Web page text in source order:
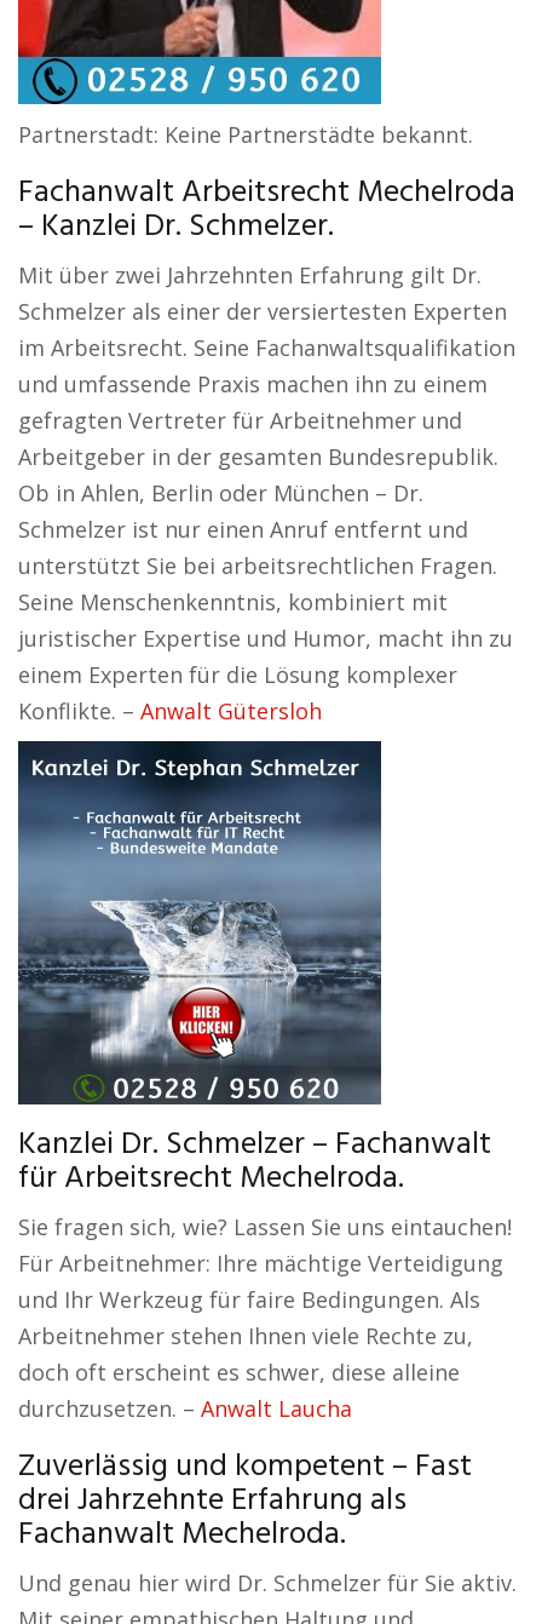
Partnerstadt: Keine Partnerstädte bekannt.
Fachanwalt Arbeitsrecht Mechelroda
– Kanzlei Dr. Schmelzer.
Mit über zwei Jahrzehnten Erfahrung gilt Dr.
Schmelzer als einer der versiertesten Experten
im Arbeitsrecht. Seine Fachanwaltsqualifikation
und umfassende Praxis machen ihn zu einem
gefragten Vertreter für Arbeitnehmer und
Arbeitgeber in der gesamten Bundesrepublik.
Ob in Ahlen, Berlin oder München – Dr.
Schmelzer ist nur einen Anruf entfernt und
unterstützt Sie bei arbeitsrechtlichen Fragen.
Seine Menschenkenntnis, kombiniert mit
juristischer Expertise und Humor, macht ihn zu
einem Experten für die Lösung komplexer
Konflikte. – Anwalt Gütersloh
Kanzlei Dr. Schmelzer – Fachanwalt
für Arbeitsrecht Mechelroda.
Sie fragen sich, wie? Lassen Sie uns eintauchen!
Für Arbeitnehmer: Ihre mächtige Verteidigung
und Ihr Werkzeug für faire Bedingungen. Als
Arbeitnehmer stehen Ihnen viele Rechte zu,
doch oft erscheint es schwer, diese alleine
durchzusetzen. – Anwalt Laucha
Zuverlässig und kompetent – Fast
drei Jahrzehnte Erfahrung als
Fachanwalt Mechelroda.
Und genau hier wird Dr. Schmelzer für Sie aktiv.